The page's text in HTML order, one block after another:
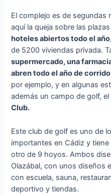
El complejo es de segundas
aquí la queja sobre las
hoteles abiertos todo el año
de 5200 viviendas privada.
supermercado, una
abren todo el año de corrido
por ejemplo, y en algunas
además un campo de golf, el
Club.
Este club de golf es uno de
importantes en Cádiz y
otro de 9 hoyos. Ambos
Olazábal, con unos diseños
con escuela, sauna,
deportivo y tiendas.